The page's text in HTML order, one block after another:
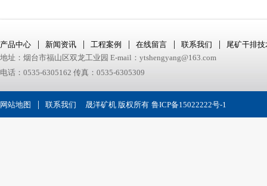
产品中心 | 新闻资讯 | 工程案例 | 在线留言 | 联系我们 |
尾矿干排技
地址：烟台市福山区双龙工业园 E-mail：ytshengyang@163.com
电话：0535-6305162 传真：0535-6305309
网站地图 | 联系我们 晟洋矿机 版权所有 鲁ICP备15022222号-1